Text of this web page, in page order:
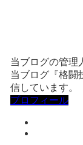
当ブログの管理
当ブログ『格闘
信しています。
プロフィール